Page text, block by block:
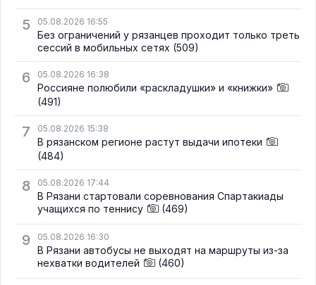
5 05.08.2026 16:55
Без ограничений у рязанцев проходит только треть
сессий в мобильных сетях (509)
6 05.08.2026 16:38
Россияне полюбили «раскладушки» и «книжки»
(491)
7 05.08.2026 15:38
В рязанском регионе растут выдачи ипотеки
(484)
8 05.08.2026 17:44
В Рязани стартовали соревнования Спартакиады
учащихся по теннису
(469)
9 05.08.2026 16:30
В Рязани автобусы не выходят на маршруты из-за
нехватки водителей
(460)